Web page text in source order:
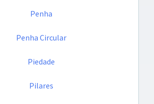
Penha
Penha Circular
Piedade
Pilares